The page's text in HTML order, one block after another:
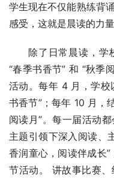
学生现在不仅能熟练背
感受，这就是晨读的力
除了日常晨读，学
“春季书香节” 和 “秋季
活动。每年 4 月，学校
书香节”；每年 10 月，
阅读月”。每一届活动
主题引领下深入阅读、
香润童心，阅读伴成长
节活动。 讲故事比赛